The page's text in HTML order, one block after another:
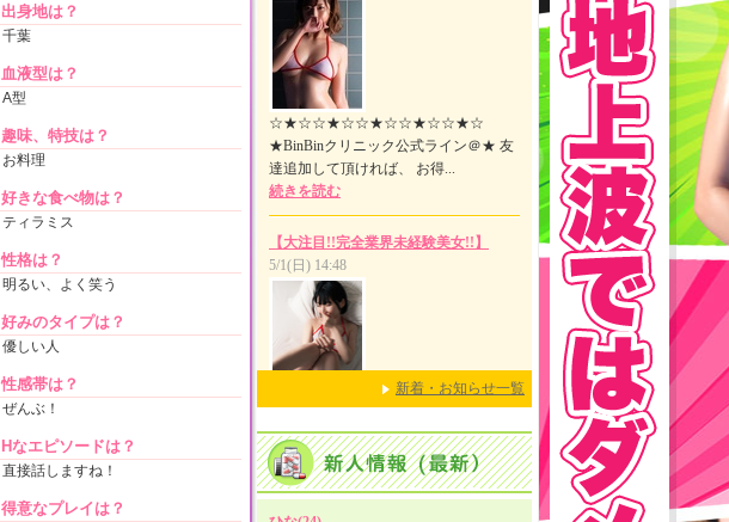
出身地は？
千葉
血液型は？
A型
趣味、特技は？
お料理
好きな食べ物は？
ティラミス
性格は？
明るい、よく笑う
好みのタイプは？
優しい人
性感帯は？
ぜんぶ！
Hなエピソードは？
直接話しますね！
得意なプレイは？
新着・お知らせ一覧